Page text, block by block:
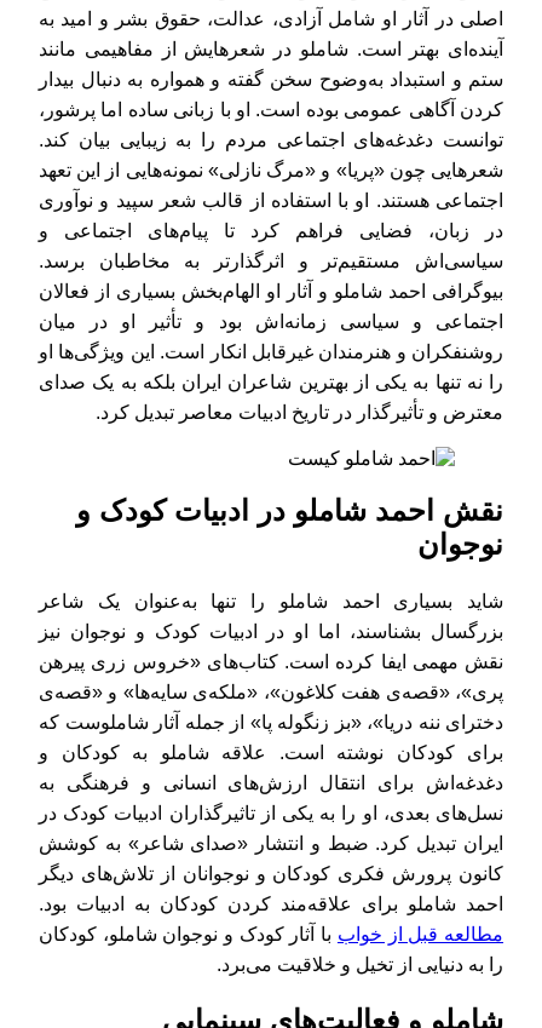
اصلی در آثار او شامل آزادی، عدالت، حقوق بشر و امید به
آینده‌ای بهتر است. شاملو در شعرهایش از مفاهیمی مانند
ستم و استبداد به‌وضوح سخن گفته و همواره به دنبال بیدار
کردن آگاهی عمومی بوده است. او با زبانی ساده اما پرشور،
توانست دغدغه‌های اجتماعی مردم را به زیبایی بیان کند.
شعرهایی چون «پریا» و «مرگ نازلی» نمونه‌هایی از این تعهد
اجتماعی هستند. او با استفاده از قالب شعر سپید و نوآوری
در زبان، فضایی فراهم کرد تا پیام‌های اجتماعی و
سیاسی‌اش مستقیم‌تر و اثرگذارتر به مخاطبان برسد.
بیوگرافی احمد شاملو و آثار او الهام‌بخش بسیاری از فعالان
اجتماعی و سیاسی زمانه‌اش بود و تأثیر او در میان
روشنفکران و هنرمندان غیرقابل انکار است. این ویژگی‌ها او
را نه تنها به یکی از بهترین شاعران ایران بلکه به یک صدای
معترض و تأثیرگذار در تاریخ ادبیات معاصر تبدیل کرد.
نقش احمد شاملو در ادبیات کودک و
نوجوان
شاید بسیاری احمد شاملو را تنها به‌عنوان یک شاعر
بزرگسال بشناسند، اما او در ادبیات کودک و نوجوان نیز
نقش مهمی ایفا کرده است. کتاب‌های «خروس زری پیرهن
پری»، «قصه‌ی هفت کلاغون»، «ملکه‌ی سایه‌ها» و «قصه‌ی
دخترای ننه دریا»، «بز زنگوله پا» از جمله آثار شاملوست که
برای کودکان نوشته است. علاقه شاملو به کودکان و
دغدغه‌اش برای انتقال ارزش‌های انسانی و فرهنگی به
نسل‌های بعدی، او را به یکی از تاثیرگذاران ادبیات کودک در
ایران تبدیل کرد. ضبط و انتشار «صدای شاعر» به کوشش
کانون پرورش فکری کودکان و نوجوانان‌ از تلاش‌های ‌دیگر
احمد ‌شاملو برای علاقه‌مند کردن کودکان به ادبیات بود.
مطالعه قبل از خواب با آثار کودک و نوجوان شاملو، کودکان
را به دنیایی از تخیل و خلاقیت می‌برد.
شاملو و فعالیت‌های سینمایی